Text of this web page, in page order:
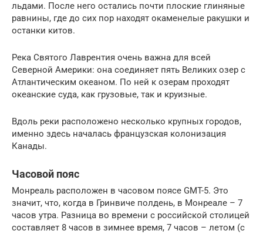
льдами. После него остались почти плоские глиняные
равнины, где до сих пор находят окаменелые ракушки и
останки китов.
Река Святого Лаврентия очень важна для всей
Северной Америки: она соединяет пять Великих озер с
Атлантическим океаном. По ней к озерам проходят
океанские суда, как грузовые, так и круизные.
Вдоль реки расположено несколько крупных городов,
именно здесь началась французская колонизация
Канады.
Часовой пояс
Монреаль расположен в часовом поясе GMT-5. Это
значит, что, когда в Гринвиче полдень, в Монреале – 7
часов утра. Разница во времени с российской столицей
составляет 8 часов в зимнее время, 7 часов – летом (с